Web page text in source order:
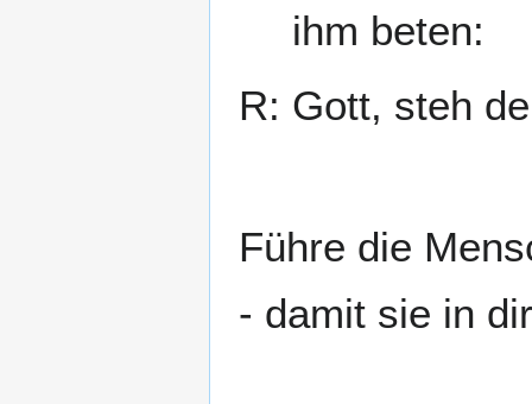
ihm beten:
R: Gott, steh
Führe die
- damit sie in